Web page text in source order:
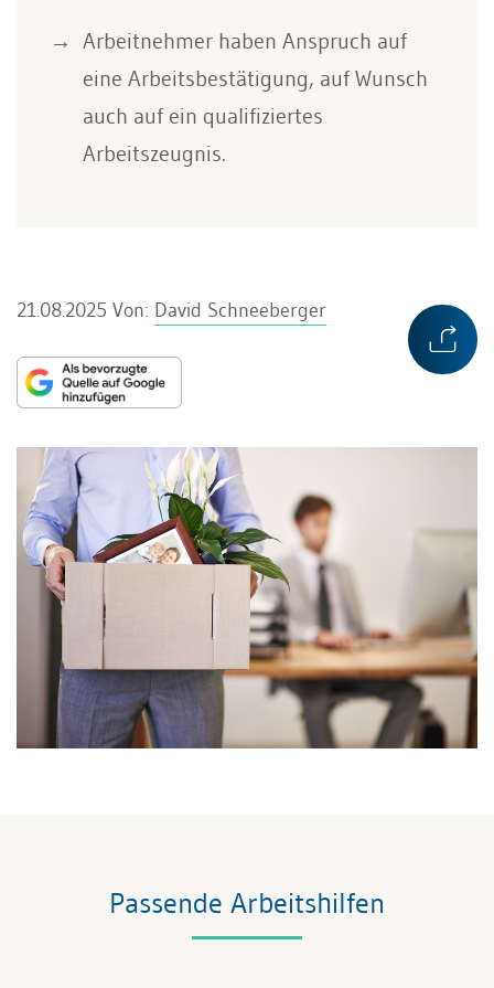
Arbeitnehmer haben Anspruch auf
eine Arbeitsbestätigung, auf Wunsch
auch auf ein qualifiziertes
Arbeitszeugnis.
21.08.2025 Von: David Schneeberger
Passende Arbeitshilfen